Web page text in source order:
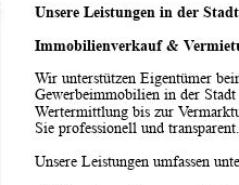
Unsere Leistungen in der
Immobilienverkauf &
Wir unterstützen Eigentümer
Gewerbeimmobilien in der
Wertermittlung bis zur
Sie professionell und transparent.
Unsere Leistungen umfassen